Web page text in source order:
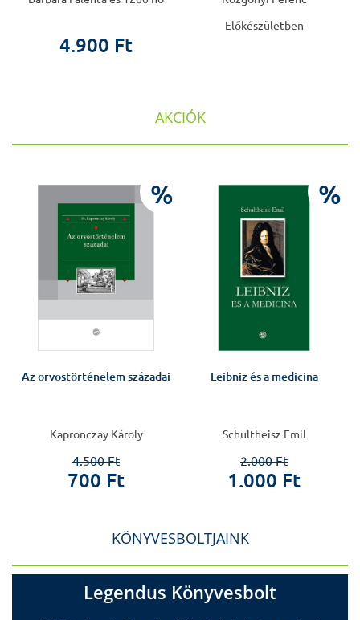
4.900 Ft
Előkészületben
AKCIÓK
%
Az orvostörténelem századai
Kapronczay Károly
4.500 Ft
700 Ft
%
Leibniz és a medicina
Schultheisz Emil
2.000 Ft
1.000 Ft
KÖNYVESBOLTJAINK
Legendus Könyvesbolt